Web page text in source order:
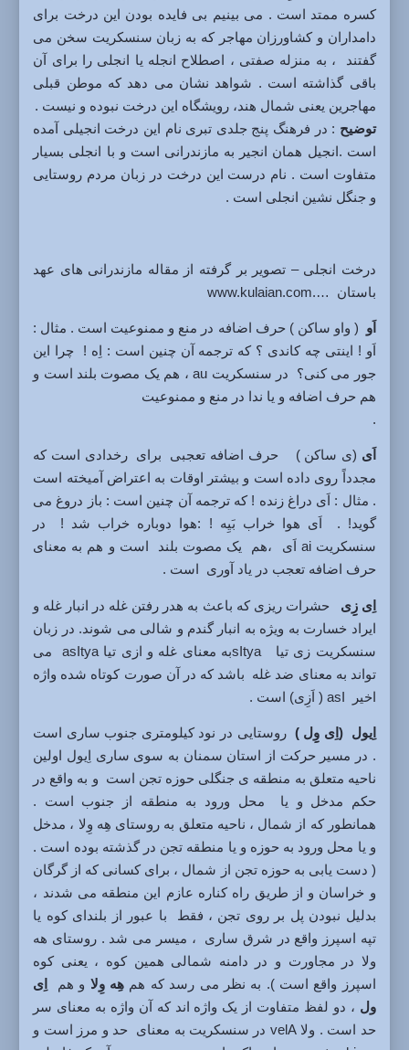
کسره ممتد است . می بینیم بی فایده بودن این درخت برای
دامداران و کشاورزان مهاجر که به زبان سنسکریت سخن می
گفتند ، به منزله صفتی ، اصطلاح انجله یا انجلی را برای آن
باقی گذاشته است . شواهد نشان می دهد که موطن قبلی
مهاجرین یعنی شمال هند، رویشگاه این درخت نبوده و نیست .
توضیح : در فرهنگ پنج جلدی تبری نام این درخت انجیلی آمده
است .انجیل همان انجیر به مازندرانی است و با انجلی بسیار
متفاوت است . نام درست این درخت در زبان مردم روستایی
و جنگل نشین انجلی است .
درخت انجلی – تصویر بر گرفته از مقاله مازندرانی های عهد
باستان ….www.kulaian.com
اَو ( واو ساکن ) حرف اضافه در منع و ممنوعیت است . مثال :
اَو ! اینتی چه کاندی ؟ که ترجمه آن چنین است : اِه ! چرا این
جور می کنی؟ در سنسکریت au ، هم یک مصوت بلند است و
هم حرف اضافه و یا ندا در منع و ممنوعیت
.
اَی (ی ساکن ) حرف اضافه تعجبی برای رخدادی است که
مجدداً روی داده است و بیشتر اوقات به اعتراض آمیخته است
. مثال : اَی دراغ زنده ! که ترجمه آن چنین است : باز دروغ می
گوید! . اَی هوا خراب بَیِه ! :هوا دوباره خراب شد ! در
سنسکریت ai اَی ،هم یک مصوت بلند است و هم به معنای
حرف اضافه تعجب در یاد آوری است .
اِی زِِی
حشرات ریزی که باعث به هدر رفتن غله در انبار غله و
ایراد خسارت به ویژه به انبار گندم و شالی می شوند. در زبان
سنسکریت زی تیا sItyaبه معنای غله و ازی تیا asItya می
تواند به معنای ضد غله باشد که در آن صورت کوتاه شده واژه
اخیر asI ( اَزِی) است .
اِیول (اِی وِِل ) روستایی در نود کیلومتری جنوب ساری است
. در مسیر حرکت از استان سمنان به سوی ساری اِیول اولین
ناحیه متعلق به منطقه ی جنگلی حوزه تجن است و به واقع در
حکم مدخل و یا محل ورود به منطقه از جنوب است .
همانطور که از شمال ، ناحیه متعلق به روستای هِه وِلا ، مدخل
و یا محل ورود به حوزه و یا منطقه تجن در گذشته بوده است .
( دست یابی به حوزه تجن از شمال ، برای کسانی که از گرگان
و خراسان و از طریق راه کناره عازم این منطقه می شدند ،
بدلیل نبودن پل بر روی تجن ، فقط با عبور از بلندای کوه یا
تپه اسپرز واقع در شرق ساری ، میسر می شد . روستای هه
ولا در مجاورت و در دامنه شمالی همین کوه ، یعنی کوه
اسپرز واقع است ). به نظر می رسد که هم هِه وِلا و هم
اِی
ول ، دو لفظ متفاوت از یک واژه اند که آن واژه به معنای سر
حد است . ولا velA در سنسکریت به معنای حد و مرز است و